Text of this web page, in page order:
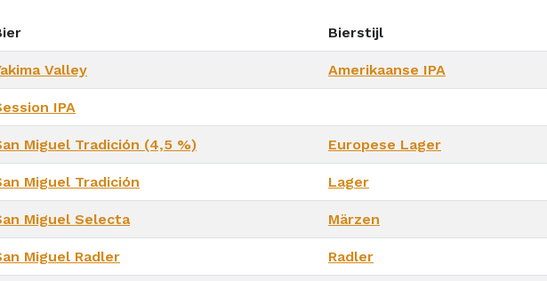
Bierstijl
Valley Amerikaanse IPA
IPA
Miguel Tradición (4,5 %) Europese Lager
Miguel Tradición Lager
Miguel Selecta Märzen
Miguel Radler Radler